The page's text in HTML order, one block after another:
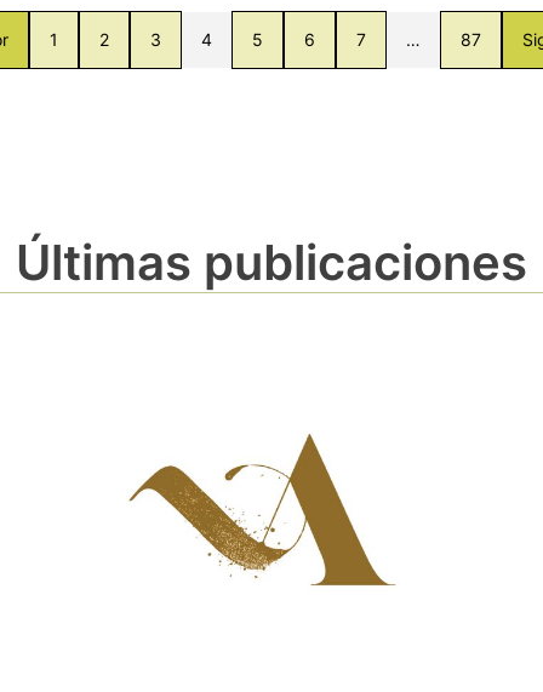
1 2 3 4 5 6 7 … 87
Últimas publicaciones